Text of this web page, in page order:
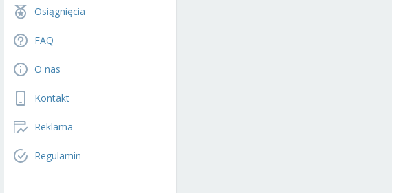
Osiągnięcia
FAQ
O nas
Kontakt
Reklama
Regulamin